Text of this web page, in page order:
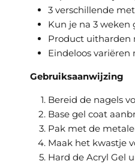
3 verschillende
Kun je na 3 weken
Product uitharden
Eindeloos
Gebruiksaanwijzing
Bereid de nagels
Base gel coat
Pak met de
Maak het kwastje
Hard de Acryl Gel